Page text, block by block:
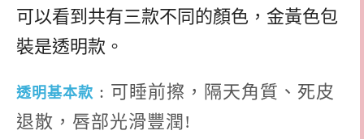
可以看到共有三款不同的顏色，金黃色包
裝是透明款。
透明基本款 : 可睡前擦，隔天角質、死皮
退散，唇部光滑豐潤!